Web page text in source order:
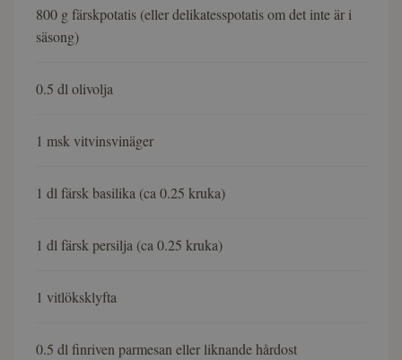
800 g färskpotatis (eller delikatesspotatis om det inte är i
säsong)
0.5 dl olivolja
1 msk vitvinsvinäger
1 dl färsk basilika (ca 0.25 kruka)
1 dl färsk persilja (ca 0.25 kruka)
1 vitlöksklyfta
0.5 dl finriven parmesan eller liknande hårdost